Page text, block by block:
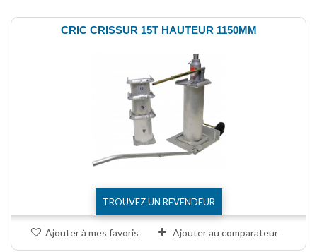
CRIC CRISSUR 15T HAUTEUR 1150MM
TROUVEZ UN REVENDEUR
Ajouter à mes favoris Ajouter au comparateur